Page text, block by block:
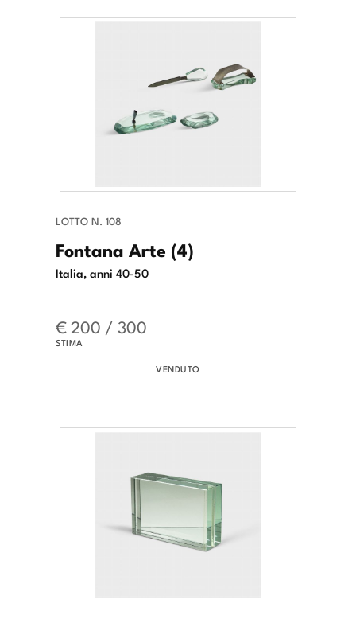
LOTTO N. 108
Fontana Arte (4)
Italia, anni 40-50
€ 200 / 300
STIMA
VENDUTO